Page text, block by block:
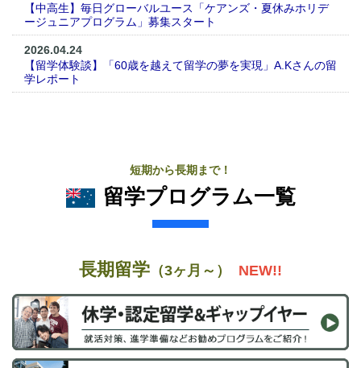
【中高生】毎日グローバルユース「ケアンズ・夏休みホリデ
ージュニアプログラム」募集スタート
2026.04.24
【留学体験談】「60歳を越えて留学の夢を実現」A.Kさんの留
学レポート
短期から長期まで！
留学プログラム一覧
長期留学 （3ヶ月～） NEW!!